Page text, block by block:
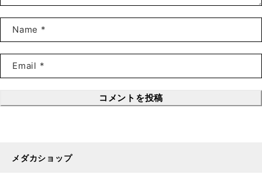
コメントを投稿
メダカショップ